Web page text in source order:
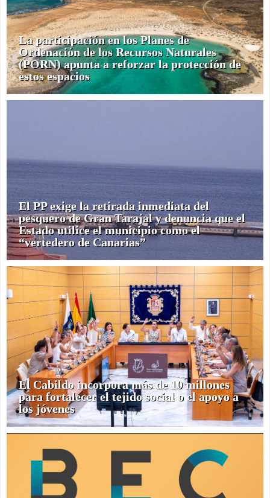
La participación en los Planes de
Ordenación de los Recursos Naturales
(PORN) apunta a reforzar la protección de
estos espacios
El PP exige la retirada inmediata del
pesquero de Gran Tarajal y denuncia que el
Estado utilice el municipio como el
“vertedero de Canarias”
El Cabildo incorpora más de 10 millones
para fortalecer el tejido social o el apoyo a
los jóvenes